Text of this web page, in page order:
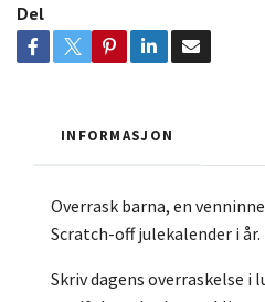
Del
INFORMASJON
Overrask barna, en
Scratch-off julekalender i år.
Skriv dagens overraskelse i